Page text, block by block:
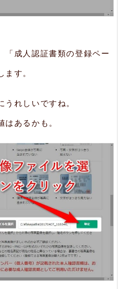
「成人認証書類の登録ペー
す。
れしいですね。
あるかも。